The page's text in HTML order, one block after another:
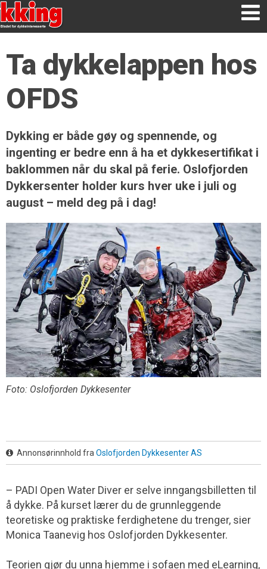
Ta dykkelappen hos
OFDS
Dykking er både gøy og spennende, og
ingenting er bedre enn å ha et dykkesertifikat i
baklommen når du skal på ferie. Oslofjorden
Dykkersenter holder kurs hver uke i juli og
august – meld deg på i dag!
Foto: Oslofjorden Dykkesenter
Annonsørinnhold fra Oslofjorden Dykkesenter AS
– PADI Open Water Diver er selve inngangsbilletten til
å dykke. På kurset lærer du de grunnleggende
teoretiske og praktiske ferdighetene du trenger, sier
Monica Taanevig hos Oslofjorden Dykkesenter.
Teorien gjør du unna hjemme i sofaen med eLearning,